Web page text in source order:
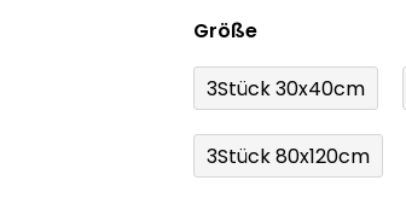
Größe
3Stück 30x40cm
3Stück 80x120cm